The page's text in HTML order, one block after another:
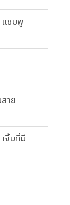
แชมพู
าย
จิ้มที่มี